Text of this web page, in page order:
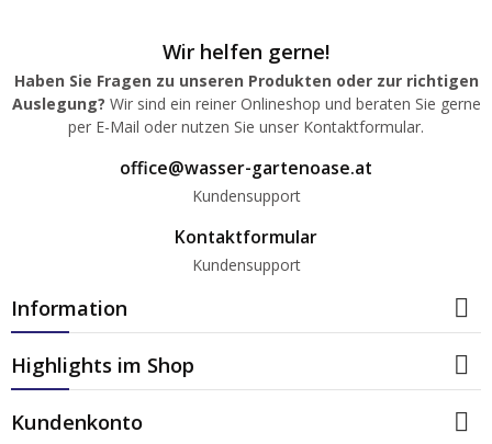
Wir helfen gerne!
Haben Sie Fragen zu unseren Produkten oder zur richtigen
Auslegung? Wir sind ein reiner Onlineshop und beraten Sie gerne
per E-Mail oder nutzen Sie unser Kontaktformular.
office@wasser-gartenoase.at
Kundensupport
Kontaktformular
Kundensupport
Information 
Highlights im Shop 
Kundenkonto 